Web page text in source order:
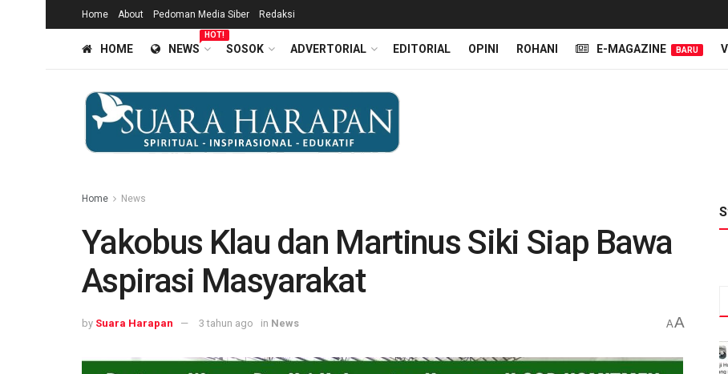
Home About Pedoman Media Siber Redaksi
HOME NEWS
HOT!
SOSOK ADVERTORIAL EDITORIAL OPINI ROHANI E-MAGAZINE BARU
Home News
Yakobus Klau dan Martinus Siki Siap Bawa
Aspirasi Masyarakat
by Suara Harapan 3 tahun ago in News AA